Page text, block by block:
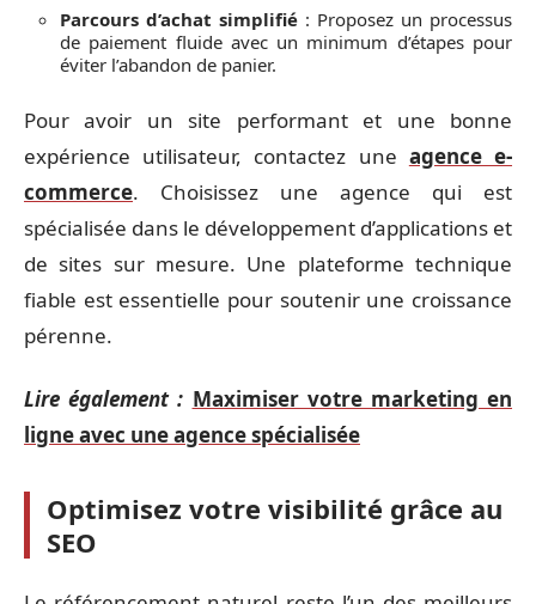
Parcours d’achat simplifié : Proposez un processus
de paiement fluide avec un minimum d’étapes pour
éviter l’abandon de panier.
Pour avoir un site performant et une bonne
expérience utilisateur, contactez une agence e-
commerce. Choisissez une agence qui est
spécialisée dans le développement d’applications et
de sites sur mesure. Une plateforme technique
fiable est essentielle pour soutenir une croissance
pérenne.
Lire également : Maximiser votre marketing en
ligne avec une agence spécialisée
Optimisez votre visibilité grâce au
SEO